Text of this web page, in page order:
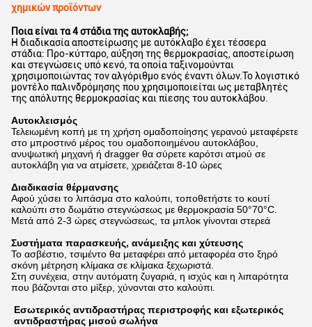
χημικών προϊόντων
Ποια είναι τα 4 στάδια της αυτοκλαβής;
Η διαδικασία αποστείρωσης με αυτόκλαβο έχει τέσσερα
στάδια: Προ-κύτταρο, αύξηση της θερμοκρασίας, αποστείρωση
και στεγνώσεις υπό κενό, τα οποία ταξινομούνται
χρησιμοποιώντας τον αλγόριθμο ενός έναντι όλων.Το λογιστικό
μοντέλο παλινδρόμησης που χρησιμοποιείται ως μεταβλητές
της απόλυτης θερμοκρασίας και πίεσης του αυτοκλάβου.
Αυτοκλεισμός
Τελειωμένη κοπή με τη χρήση ομαδοποίησης γερανού μεταφέρετε
στο μπροστινό μέρος του ομαδοποιημένου αυτοκλάβου,
ανυψωτική μηχανή ή dragger θα σύρετε καρότσι ατμού σε
αυτοκλάβη για να ατμίσετε, χρειάζεται 8-10 ώρες
Διαδικασία θέρμανσης
Αφού χύσει το λιπάσμα στο καλούπι, τοποθετήστε το κουτί
καλούπι στο δωμάτιο στεγνώσεως με θερμοκρασία 50°70°C.
Μετά από 2-3 ώρες στεγνώσεως, τα μπλοκ γίνονται στερεά
Συστήματα παρασκευής, ανάμειξης και χύτευσης
Το ασβέστιο, τσιμέντο θα μεταφέρει από μεταφορέα στο ξηρό
σκόνη μέτρηση κλίμακα σε κλίμακα ξεχωριστά.
Στη συνέχεια, στην αυτόματη ζυγαριά, η ισχύς και η λιπαρότητα
που βάζονται στο μίξερ, χύνονται στο καλούπι.
Εσωτερικός αντιδραστήρας περιστροφής και εξωτερικός
αντιδραστήρας μισού σωλήνα